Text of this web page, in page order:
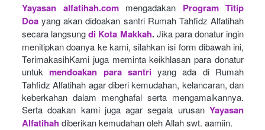
Yayasan alfatihah.com mengadakan
Program Titip
Doa yang akan didoakan santri Rumah Tahfidz Alfatihah
secara langsung di Kota Makkah. Jika para donatur ingin
menitipkan doanya ke kami, silahkan isi form dibawah ini,
TerimakasihKami juga meminta keikhlasan para donatur
untuk mendoakan para santri yang ada di Rumah
Tahfidz Alfatihah agar diberi kemudahan, kelancaran, dan
keberkahan dalam menghafal serta mengamalkannya.
Serta doakan kami juga agar segala urusan Yayasan
Alfatihah diberikan kemudahan oleh Allah swt. aamiin.